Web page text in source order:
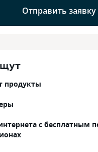
Отправить заявку
продукты
с бесплатным